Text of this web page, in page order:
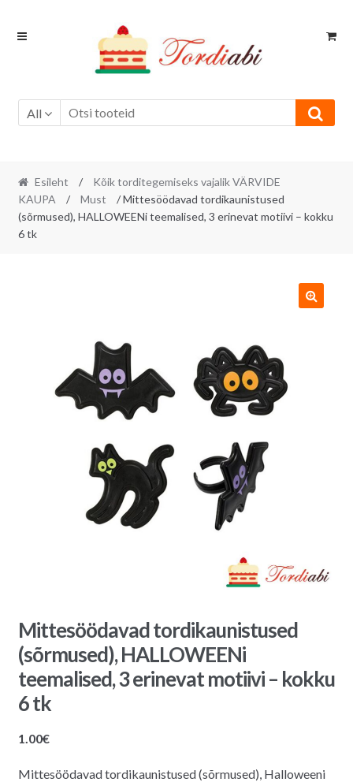
Skip
Skip
All
Esileht /
Kõik torditegemiseks vajalik VÄRVIDE
KAUPA
/ Must
/ Mittesöödavad tordikaunistused
(sõrmused), HALLOWEENi teemalised, 3 erinevat motiivi – kokku
6 tk
Mittesöödavad tordikaunistused
(sõrmused), HALLOWEENi
teemalised, 3 erinevat motiivi – kokku
6 tk
1.00€
Mittesöödavad tordikaunistused (sõrmused), Halloweeni